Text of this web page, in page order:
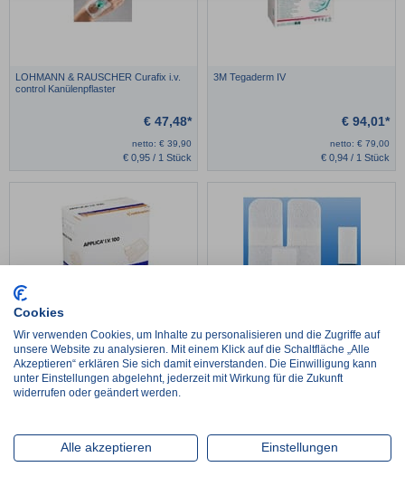
LOHMANN & RAUSCHER Curafix i.v.
control Kanülenpflaster
€ 47,48*
netto: € 39,90
€ 0,95 / 1 Stück
3M Tegaderm IV
€ 94,01*
netto: € 79,00
€ 0,94 / 1 Stück
€54,74*
netto:€46,00
Kanülenfixierpflaster
€8,15*
Cookies
Wir verwenden Cookies, um Inhalte zu personalisieren und die Zugriffe auf
unsere Website zu analysieren. Mit einem Klick auf die Schaltfläche „Alle
Akzeptieren“ erklären Sie sich damit einverstanden. Die Einwilligung kann
unter Einstellungen abgelehnt, jederzeit mit Wirkung für die Zukunft
widerrufen oder geändert werden.
Alle akzeptieren Einstellungen